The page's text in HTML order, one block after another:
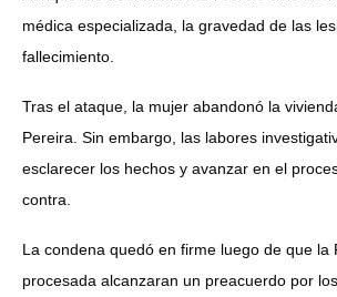
médica especializada, la gravedad de las
fallecimiento.
Tras el ataque, la mujer abandonó la
Pereira. Sin embargo, las labores
esclarecer los hechos y avanzar en el
contra.
La condena quedó en firme luego de que la
procesada alcanzaran un preacuerdo por